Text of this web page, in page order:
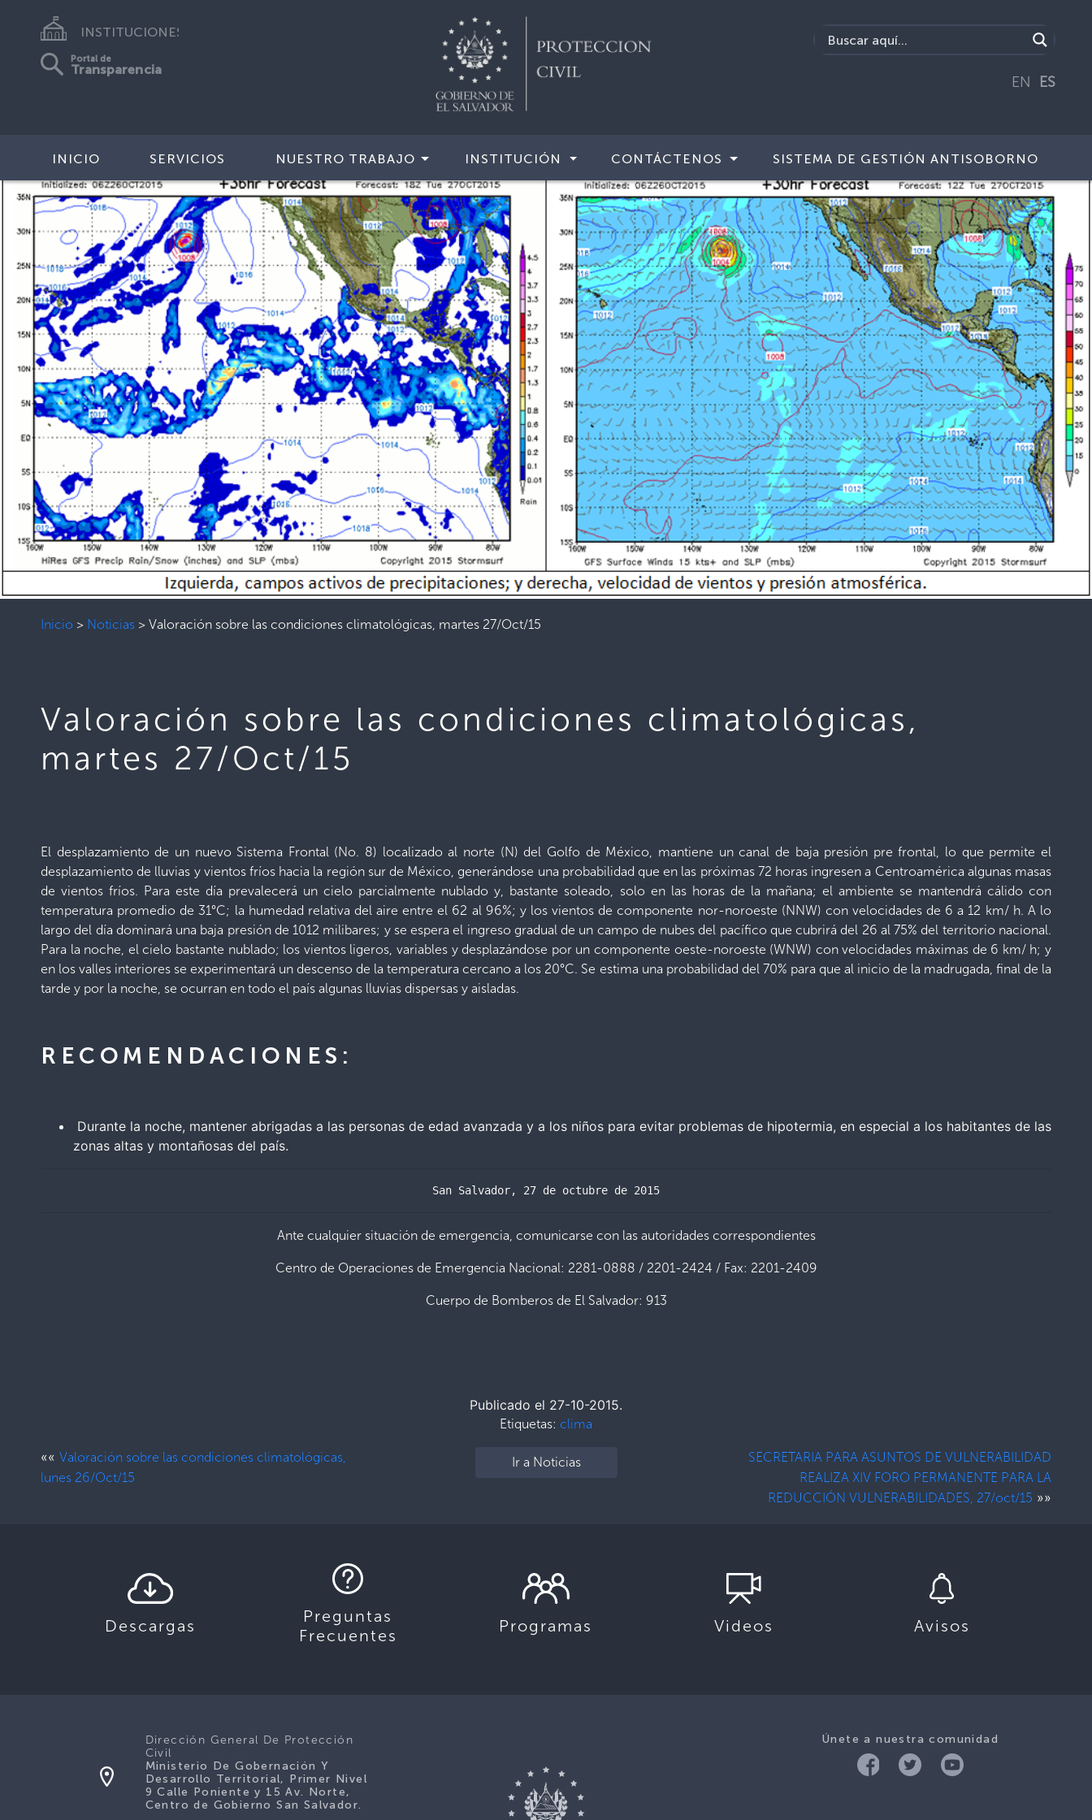
INSTITUCIONES
Portal de
Transparencia
EN ES
INICIO SERVICIOS NUESTRO TRABAJO INSTITUCIÓN CONTÁCTENOS SISTEMA DE GESTIÓN ANTISOBORNO
Inicio > Noticias > Valoración sobre las condiciones climatológicas, martes 27/Oct/15
Valoración sobre las condiciones climatológicas,
martes 27/Oct/15
El desplazamiento de un nuevo Sistema Frontal (No. 8) localizado al norte (N) del Golfo de México, mantiene un canal de baja presión pre frontal, lo que permite el
desplazamiento de lluvias y vientos fríos hacia la región sur de México, generándose una probabilidad que en las próximas 72 horas ingresen a Centroamérica algunas masas
de vientos fríos. Para este día prevalecerá un cielo parcialmente nublado y, bastante soleado, solo en las horas de la mañana; el ambiente se mantendrá cálido con
temperatura promedio de 31°C; la humedad relativa del aire entre el 62 al 96%; y los vientos de componente nor-noroeste (NNW) con velocidades de 6 a 12 km/ h. A lo
largo del día dominará una baja presión de 1012 milibares; y se espera el ingreso gradual de un campo de nubes del pacífico que cubrirá del 26 al 75% del territorio nacional.
Para la noche, el cielo bastante nublado; los vientos ligeros, variables y desplazándose por un componente oeste-noroeste (WNW) con velocidades máximas de 6 km/ h; y
en los valles interiores se experimentará un descenso de la temperatura cercano a los 20°C. Se estima una probabilidad del 70% para que al inicio de la madrugada, final de la
tarde y por la noche, se ocurran en todo el país algunas lluvias dispersas y aisladas.
RECOMENDACIONES:
Durante la noche, mantener abrigadas a las personas de edad avanzada y a los niños para evitar problemas de hipotermia, en especial a los habitantes de las
zonas altas y montañosas del país.
San Salvador, 27 de octubre de 2015
Ante cualquier situación de emergencia, comunicarse con las autoridades correspondientes
Centro de Operaciones de Emergencia Nacional: 2281-0888 / 2201-2424 / Fax: 2201-2409
Cuerpo de Bomberos de El Salvador: 913
Publicado el 27-10-2015.
Etiquetas: clima
«« Valoración sobre las condiciones climatológicas,
lunes 26/Oct/15
Ir a Noticias
SECRETARIA PARA ASUNTOS DE VULNERABILIDAD
REALIZA XIV FORO PERMANENTE PARA LA
REDUCCIÓN VULNERABILIDADES, 27/oct/15 »»
Descargas
Preguntas
Frecuentes
Programas Videos Avisos
Únete a nuestra comunidad
Dirección General De Protección
Civil
Ministerio De Gobernación Y
Desarrollo Territorial, Primer Nivel
9 Calle Poniente y 15 Av. Norte,
Centro de Gobierno San Salvador.